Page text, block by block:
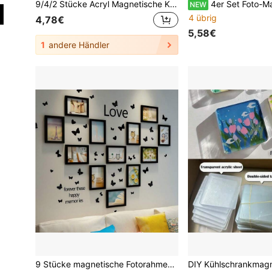
9/4/2 Stücke Acryl Magnetische Kühlschrank Fotorahmen, 2,6 X 3,9 Zoll klare wellige Kante Acryl Fotorahmen, geeignet für Mini- und Geldbörsengröße Fotos, klarer Kühlschrank Magnet Foto Display Ständer, Geldbörsengröße Fotorahmen, Kühlschrank Dekoration
4,78€
1 andere Händler
NEW 4er Set Foto-Magnetrahmen, Vintage Kamera-förmige Kühlschrankmagnete, einfacher Fotoaustausch Magnetischer Foto-Rahmen-Set für DIY-Fotos, geeignet für Spülmaschinentür/
4 übrig
5,58€
9 Stücke magnetische Fotorahmen Herz-förmiges DIY Fotowand Set, A5*3 Stück+A6*6 Stücke, Schmetterling & Text Dekoration, selbstklebende Wandmontage ohne Bohren für Wohndekoration, Wohnzimmer